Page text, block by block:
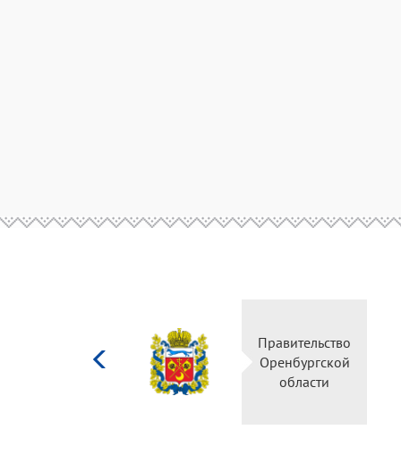
культуры
Российской
Правительство
Оренбургской
области